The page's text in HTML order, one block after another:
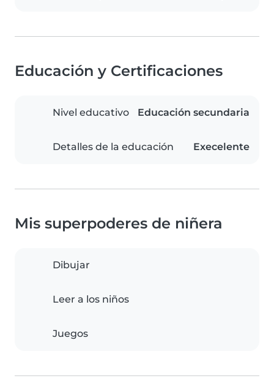
Educación y Certificaciones
Nivel educativo Educación secundaria
Detalles de la educación Execelente
Mis superpoderes de niñera
Dibujar
Leer a los niños
Juegos